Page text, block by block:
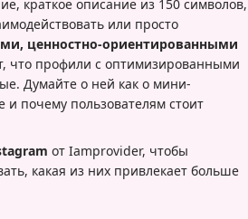
краткое описание из 150 символов,
или просто
ценностно-ориентированными
что профили с оптимизированными
Думайте о ней как о мини-
почему пользователям стоит
от Iamprovider, чтобы
какая из них привлекает больше